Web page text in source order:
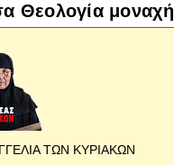
Θεολογία μοναχή
ΤΩΝ ΚΥΡΙΑΚΩΝ